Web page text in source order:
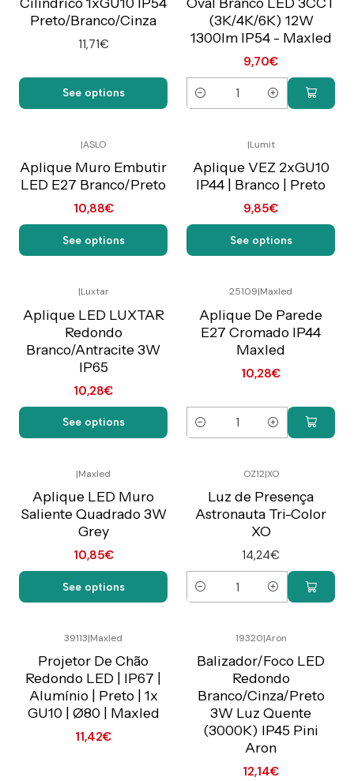
Preto/Branco/Cinza
11,71€
See options
(3K/4K/6K) 12W
1300lm IP54 - Maxled
9,70€
Quantity
C/IVA
|ASLO
Aplique Muro Embutir
LED E27 Branco/Preto
10,88€
See options
C/IVA
|Lumit
Aplique VEZ 2xGU10
IP44 | Branco | Preto
9,85€
See options
C/IVA
|Luxtar
Aplique LED LUXTAR
Redondo
Branco/Antracite 3W
IP65
10,28€
See options
C/IVA
25109|Maxled
Aplique De Parede
E27 Cromado IP44
Maxled
10,28€
Quantity
C/IVA
|Maxled
Aplique LED Muro
Saliente Quadrado 3W
Grey
10,85€
See options
OZ12|XO
Luz de Presença
Astronauta Tri-Color
XO
14,24€
Quantity
C/IVA
Not available
39113|Maxled
Projetor De Chão
Redondo LED | IP67 |
Alumínio | Preto | 1x
GU10 | Ø80 | Maxled
11,42€
C/IVA
19320|Aron
Balizador/Foco LED
Redondo
Branco/Cinza/Preto
3W Luz Quente
(3000K) IP45 Pini
Aron
12,14€